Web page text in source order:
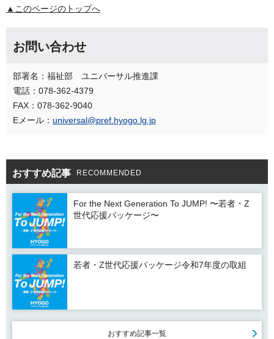
▲このページのトップへ
お問い合わせ
部署名：福祉部 ユニバーサル推進課
電話：078-362-4379
FAX：078-362-9040
Eメール： universal@pref.hyogo.lg.jp
おすすめ記事 RECOMMENDED
For the Next Generation To JUMP! 〜若者・Z
世代応援パッケージ〜
若者・Z世代応援パッケージ令和7年度の取組
おすすめ記事一覧